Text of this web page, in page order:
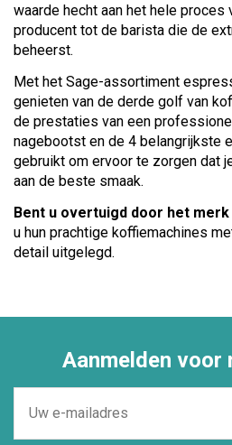
waarde hecht aan het hele proces
producent tot de barista die de
beheerst.
Met het Sage-assortiment
genieten van de derde golf van
de prestaties van een
nagebootst en de 4 belangrijkste
gebruikt om ervoor te zorgen dat
aan de beste smaak.
Bent u overtuigd door het merk
u hun prachtige koffiemachines
detail uitgelegd.
Aanmelden voor